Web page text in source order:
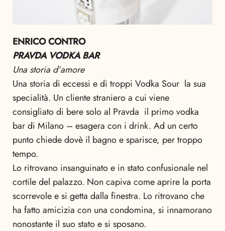
ENRICO CONTRO
PRAVDA VODKA BAR
Una storia d’amore
Una storia di eccessi e di troppi Vodka Sour  la sua
specialità. Un cliente straniero a cui viene
consigliato di bere solo al Pravda  il primo vodka
bar di Milano – esagera con i drink. Ad un certo
punto chiede dovè il bagno e sparisce, per troppo
tempo.
Lo ritrovano insanguinato e in stato confusionale nel
cortile del palazzo. Non capiva come aprire la porta
scorrevole e si getta dalla finestra. Lo ritrovano che
ha fatto amicizia con una condomina, si innamorano
nonostante il suo stato e si sposano.